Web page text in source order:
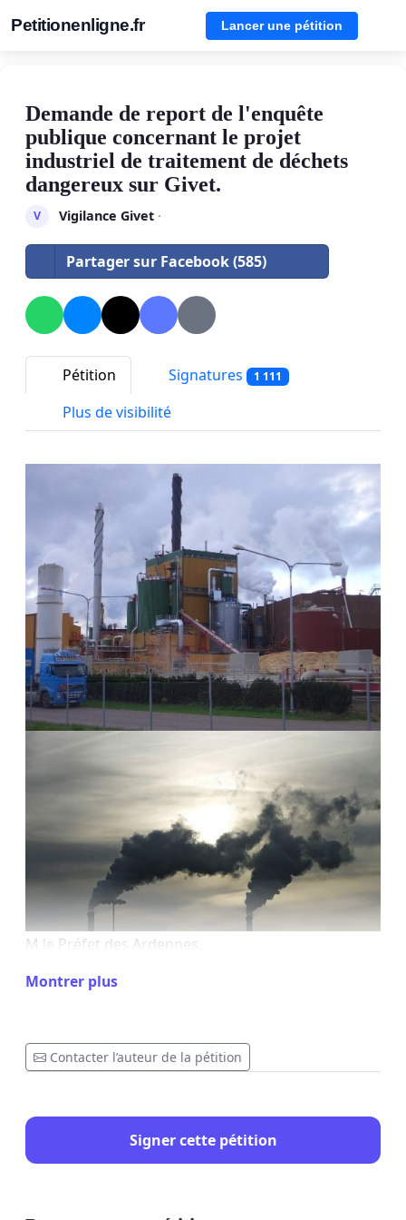
Petitionenligne.fr Lancer une pétition
Demande de report de l'enquête
publique concernant le projet
industriel de traitement de déchets
dangereux sur Givet.
V Vigilance Givet·
Partager sur Facebook (585)
Pétition Signatures 1 111
Plus de visibilité
M le Préfet des Ardennes,
environs, y compris les communes belges
avoisinantes,
- vu l’absence de communication sur le projet Givet
Recycling par nos élus locaux communaux et
communautaires,
Montrer plus
Contacter l’auteur de la pétition
Signer cette pétition